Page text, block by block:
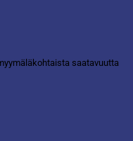
saatavuutta